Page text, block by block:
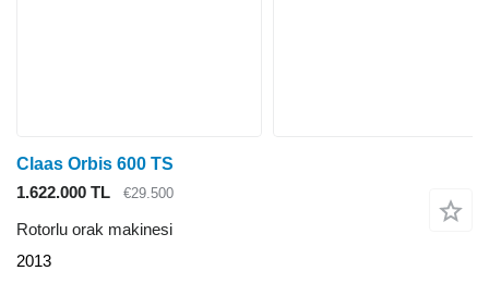
Claas Orbis 600 TS
1.622.000 TL
€29.500
Rotorlu orak makinesi
2013